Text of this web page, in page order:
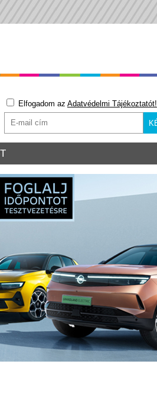
Elfogadom az Adatvédelmi Tájékoztatót!